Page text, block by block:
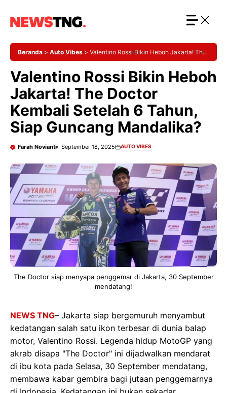
Beranda > Auto Vibes > Valentino Rossi Bikin Heboh Jakarta! The
Valentino Rossi Bikin Heboh
Jakarta! The Doctor
Kembali Setelah 6 Tahun,
Siap Guncang Mandalika?
Farah Novianti September 18, 2025 AUTO VIBES
The Doctor siap menyapa penggemar di Jakarta, 30 September
mendatang!
NEWS TNG– Jakarta siap bergemuruh menyambut
kedatangan salah satu ikon terbesar di dunia balap
motor, Valentino Rossi. Legenda hidup MotoGP yang
akrab disapa "The Doctor" ini dijadwalkan mendarat
di ibu kota pada Selasa, 30 September mendatang,
membawa kabar gembira bagi jutaan penggemarnya